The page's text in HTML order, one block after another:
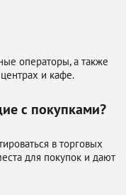
операторы, а также
и кафе.
с покупками?
в торговых
для покупок и дают